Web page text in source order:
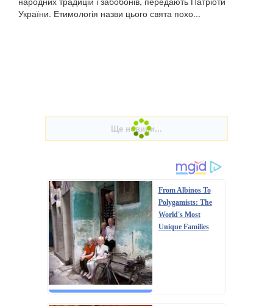
України. Етимологія назви цього свята похо...
From Albinos To
Polygamists: The
World's Most
Unique Families